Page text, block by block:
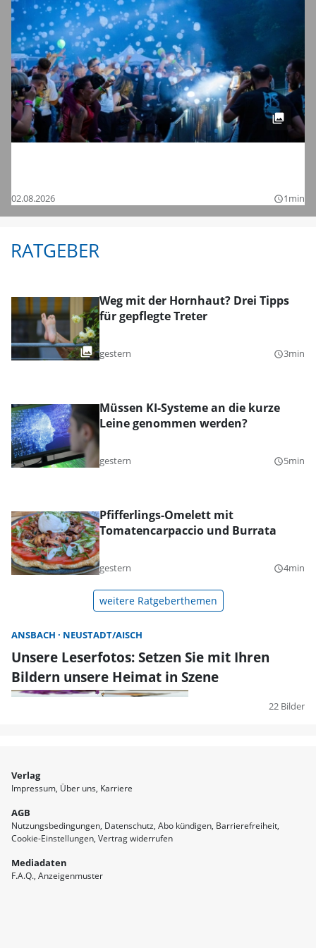
02.08.2026 query_builder1min
RATGEBER
Weg mit der Hornhaut? Drei Tipps
für gepflegte Treter
gestern query_builder3min
Müssen KI-Systeme an die kurze
Leine genommen werden?
gestern query_builder5min
Pfifferlings-Omelett mit
Tomatencarpaccio und Burrata
gestern query_builder4min
weitere Ratgeberthemen
ANSBACH NEUSTADT/AISCH
Unsere Leserfotos: Setzen Sie mit Ihren
Bildern unsere Heimat in Szene
22 Bilder
Verlag
Impressum Über uns Karriere
AGB
Nutzungsbedingungen Datenschutz Abo kündigen Barrierefreiheit
Cookie-Einstellungen Vertrag widerrufen
Mediadaten
F.A.Q. Anzeigenmuster